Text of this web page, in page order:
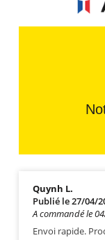
Quynh L.
Publié le 27/04/
A commandé le
Envoi rapide.